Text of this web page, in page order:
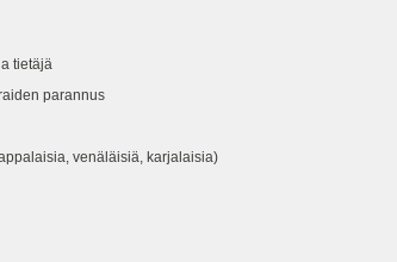
tietäjä
parannus
venäläisiä, karjalaisia)